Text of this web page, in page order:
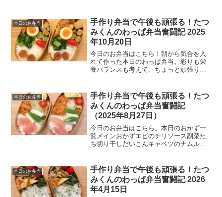
天副菜たち・にんじんしりしり・マヨ風
味玉子焼きご飯・鯛め...
本日のお弁当
手作り弁当で午後も頑張る！たつ
みくんのわっぱ弁当奮闘記 2025
年10月20日
今日のお弁当はこちら！朝から気合を入
れて作った本日のわっぱ弁当。彩りも栄
養バランスも考えて、ちょっと頑張りま
煮。梅干しご飯と一緒に、副菜もたっぷ
り詰め込んでいます。本日...
本日のお弁当
手作り弁当で午後も頑張る！たつ
みくんのわっぱ弁当奮闘記
（2025年8月27日）
今日のお弁当はこちら。本日のおかず一
覧メインおかずエビのチリソース副菜た
ち切り干しだいこんキャベツのナムル長
当生活今回のわっぱ弁当は、エビのチリ
ソースをメインに据えた...
本日のお弁当
手作り弁当で午後も頑張る！たつ
みくんのわっぱ弁当奮闘記 2026
年4月15日